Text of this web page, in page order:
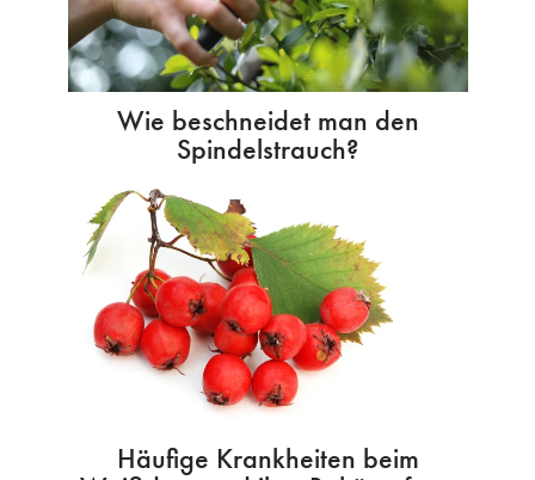
Wie beschneidet man den
Spindelstrauch?
Häufige Krankheiten beim